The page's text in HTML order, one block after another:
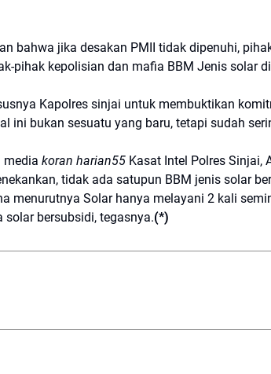
bahwa jika desakan PMII tidak dipenuhi,
pihak kepolisian dan mafia BBM Jenis solar
Kapolres sinjai untuk membuktikan
ini bukan sesuatu yang baru, tetapi sudah
media koran harian55 Kasat Intel Polres Sinjai,
tidak ada satupun BBM jenis solar
menurutnya Solar hanya melayani 2 kali
solar bersubsidi, tegasnya.(*)